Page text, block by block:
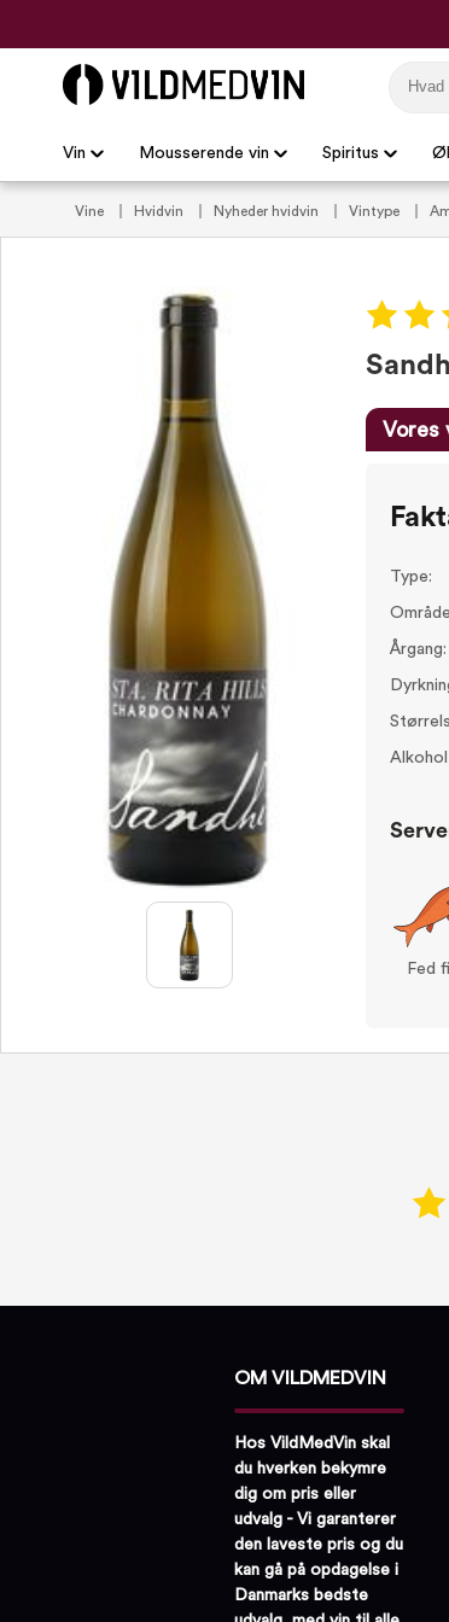
Vin Mousserende vin Spiritus Øl
Vine Hvidvin Nyheder hvidvin Vintype
Vores
Type:
Årgang:
Alkohol
Fed
OM VILDMEDVIN
Hos VildMedVin skal
du hverken bekymre
dig om pris eller
udvalg - Vi garanterer
den laveste pris og du
kan gå på opdagelse i
Danmarks bedste